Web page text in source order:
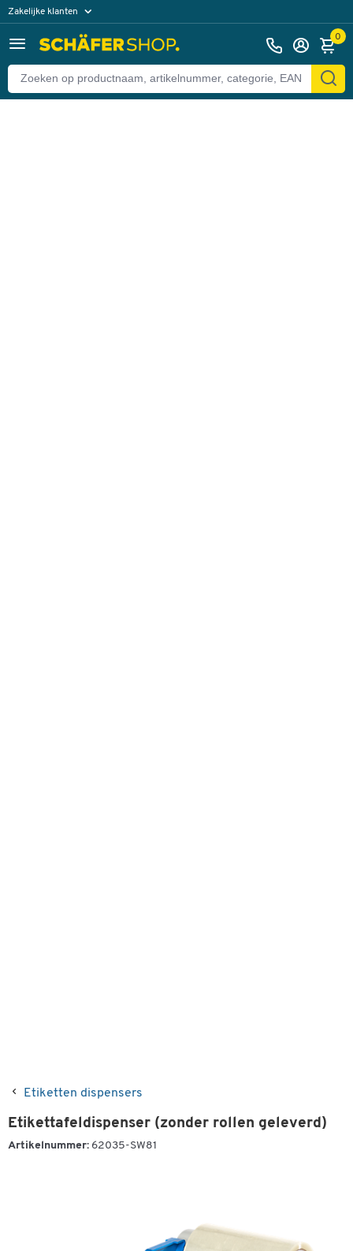
Zakelijke klanten
Particuliere klanten 0
Etiketten dispensers
Etikettafeldispenser (zonder rollen geleverd)
Artikelnummer: 62035-SW81
Terug